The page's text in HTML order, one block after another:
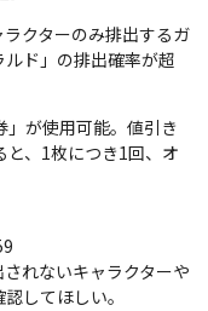
ラクターのみ排出するガ
ド」の排出確率が超
が使用可能。値引き
、1枚につき1回、オ
れないキャラクターや
してほしい。